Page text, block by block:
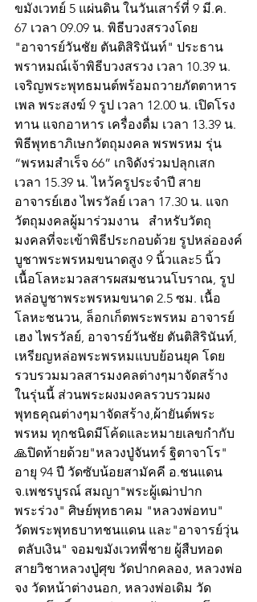
ขมังเวทย์ 5 แผ่นดิน ในวันเสาร์ที่ 9 มี.ค.
67 เวลา 09.09 น. พิธีบวงสรวงโดย
"อาจารย์วันชัย ตันติสิรินันท์" ประธาน
พราหมณ์เจ้าพิธีบวงสรวง เวลา 10.39 น.
เจริญพระพุทธมนต์พร้อมถวายภัตตาหาร
เพล พระสงฆ์ 9 รูป เวลา 12.00 น. เปิดโรง
ทาน แจกอาหาร เครื่องดื่ม เวลา 13.39 น.
พิธีพุทธาภิเษกวัตถุมงคล พรพรหม รุ่น
“พรหมสำเร็จ 66” เกจิดังร่วมปลุกเสก
เวลา 15.39 น. ไหว้ครูประจำปี สาย
อาจารย์เฮง ไพรวัลย์ เวลา 17.30 น. แจก
วัตถุมงคลผู้มาร่วมงาน   สำหรับวัตถุ
มงคลที่จะเข้าพิธีประกอบด้วย รูปหล่อองค์
บูชาพระพรหมขนาดสูง 9 นิ้วและ5 นิ้ว
เนื้อโลหะมวลสารผสมชนวนโบราณ, รูป
หล่อบูชาพระพรหมขนาด 2.5 ซม. เนื้อ
โลหะชนวน, ล็อกเก็ตพระพรหม อาจารย์
เฮง ไพรวัลย์, อาจารย์วันชัย ตันติสิรินันท์,
เหรียญหล่อพระพรหมแบบย้อนยุค โดย
รวบรวมมวลสารมงคลต่างๆมาจัดสร้าง
ในรุ่นนี้ ส่วนพระผงมงคลรวบรวมผง
พุทธคุณต่างๆมาจัดสร้าง,ผ้ายันต์พระ
พรหม ทุกชนิดมีโค้ดและหมายเลขกำกับ
🙏ปิดท้ายด้วย"หลวงปู่จันทร์ ฐิตาจาโร"
อายุ 94 ปี วัดซับน้อยสามัคคี อ.ชนแดน
จ.เพชรบูรณ์ สมญา"พระผู้เฒ่าปาก
พระร่วง" ศิษย์พุทธาคม "หลวงพ่อทบ"
วัดพระพุทธบาทชนแดน และ"อาจารย์วุ่น
ตลับเงิน" จอมขมังเวทพี่ชาย ผู้สืบทอด
สายวิชาหลวงปู่ศุข วัดปากคลอง, หลวงพ่อ
จง วัดหน้าต่างนอก, หลวงพ่อเดิม วัด